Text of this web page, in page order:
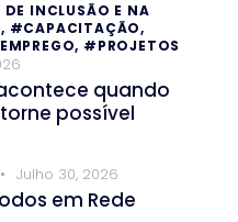
INCLUSÃO E NA
#CAPACITAÇÃO,
#PROJETOS
quando
possível
Julho 30, 2026
em Rede